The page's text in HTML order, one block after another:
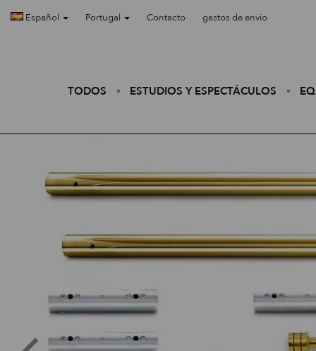
Español Portugal Contacto gastos de envio
TODOS ESTUDIOS Y ESPECTÁCULOS